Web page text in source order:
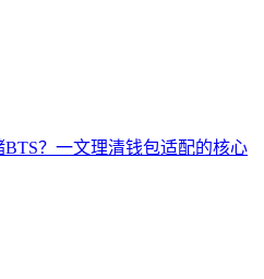
BTS？一文理清钱包适配的核心